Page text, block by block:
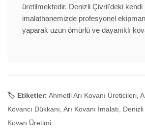
üretilmektedir. Denizli Çivril'deki kendi
imalathanemizde profesyonel
yaparak uzun ömürlü ve dayanıklı
🏷️ Etiketler: Ahmetli Arı Kovanı Üreticileri,
Kovancı Dükkanı, Arı Kovanı İmalatı,
Kovan Üretimi